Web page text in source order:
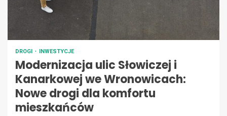
DROGI INWESTYCJE
Modernizacja ulic Słowiczej i
Kanarkowej we Wronowicach:
Nowe drogi dla komfortu
mieszkańców